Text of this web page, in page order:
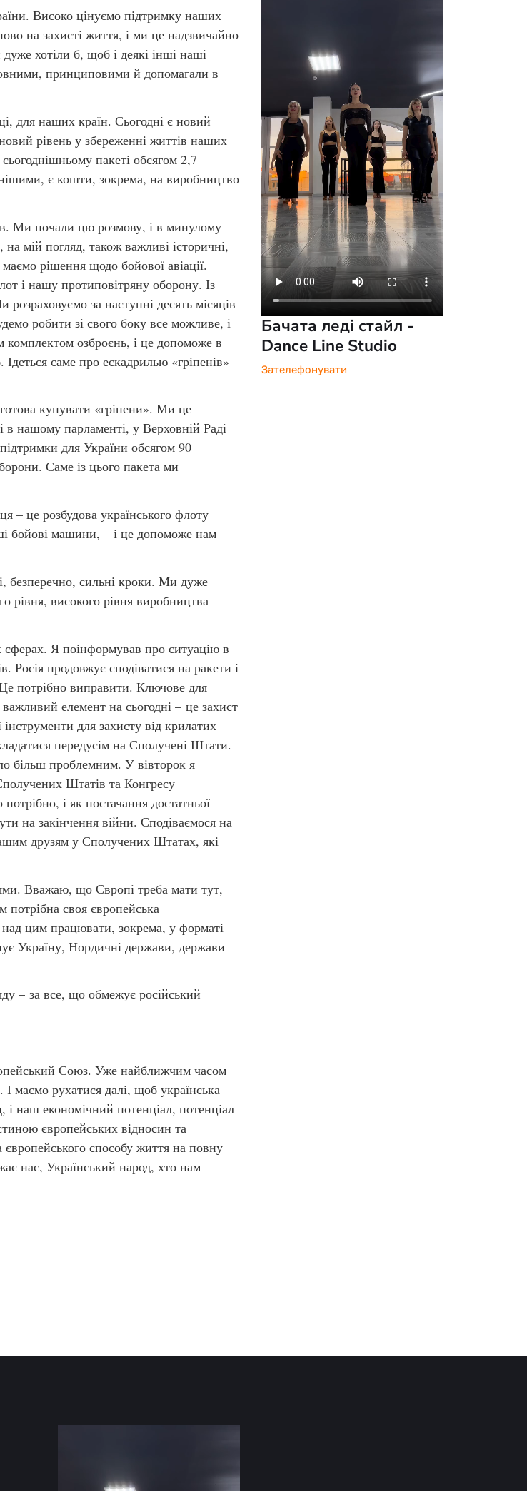
Високо цінуємо підтримку наших
на захисті життя, і ми це надзвичайно
хотіли б, щоб і деякі інші наші
принциповими й допомагали в
для наших країн. Сьогодні є новий
рівень у збереженні життів наших
пакеті обсягом 2,7
є кошти, зокрема, на виробництво
Ми почали цю розмову, і в минулому
мій погляд, також важливі історичні,
рішення щодо бойової авіації.
і нашу протиповітряну оборону. Із
за наступні десять місяців
робити зі свого боку все можливе, і
озброєнь, і це допоможе в
саме про ескадрилью «гріпенів»
купувати «гріпени». Ми це
в нашому парламенті, у Верховній Раді
для України обсягом 90
Саме із цього пакета ми
– це розбудова українського флоту
бойові машини, – і це допоможе нам
безперечно, сильні кроки. Ми дуже
рівня, високого рівня виробництва
сферах. Я поінформував про ситуацію в
Росія продовжує сподіватися на ракети і
потрібно виправити. Ключове для
елемент на сьогодні – це захист
для захисту від крилатих
передусім на Сполучені Штати.
більш проблемним. У вівторок я
Штатів та Конгресу
і як постачання достатньої
на закінчення війни. Сподіваємося на
друзям у Сполучених Штатах, які
Вважаю, що Європі треба мати тут,
своя європейська
над цим працювати, зокрема, у форматі
Україну, Нордичні держави, держави
– за все, що обмежує російський
Союз. Уже найближчим часом
І маємо рухатися далі, щоб українська
наш економічний потенціал, потенціал
європейських відносин та
європейського способу життя на повну
нас, Український народ, хто нам
Бачата леді стайл -
Dance Line Studio
Зателефонувати